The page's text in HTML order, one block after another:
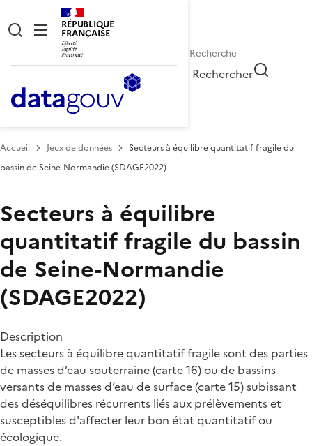
RÉPUBLIQUE
FRANÇAISE
Rechercher
Accueil Jeux de données
Secteurs à équilibre quantitatif fragile du
bassin de Seine-Normandie (SDAGE2022)
Secteurs à équilibre
quantitatif fragile du bassin
de Seine-Normandie
(SDAGE2022)
Description
Les secteurs à équilibre quantitatif fragile sont des parties
de masses d’eau souterraine (carte 16) ou de bassins
versants de masses d’eau de surface (carte 15) subissant
des déséquilibres récurrents liés aux prélèvements et
susceptibles d'affecter leur bon état quantitatif ou
écologique.